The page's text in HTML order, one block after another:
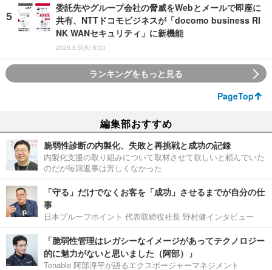
委託先やグループ会社の脅威をWebとメールで即座に
共有、NTTドコモビジネスが「docomo business RI
NK WANセキュリティ」に新機能
2026.8.5(水) 8:00
ランキングをもっと見る
PageTop
編集部おすすめ
脆弱性診断の内製化、失敗と再挑戦と成功の記録
内製化支援の取り組みについて取材させて欲しいと頼んでいた
のだが毎回返事は芳しくなかった
「守る」だけでなくお客を「成功」させるまでが自分の仕
事
日本プルーフポイント 代表取締役社長 野村健インタビュー
「脆弱性管理はレガシーなイメージがあってテクノロジー
的に魅力がないと思いました（阿部）」
Tenable 阿部淳平が語るエクスポージャーマネジメント